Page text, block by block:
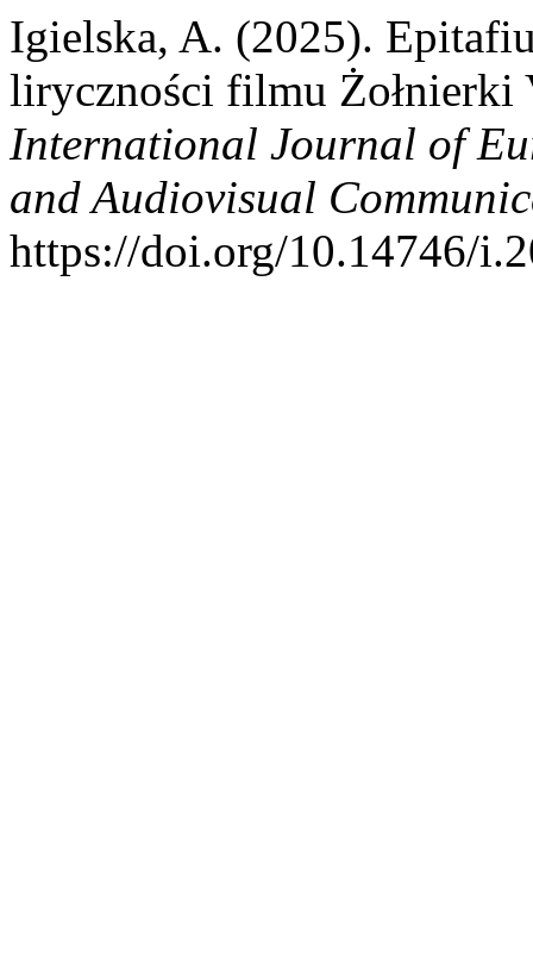
Igielska, A. (2025).
liryczności filmu
International Journal of
and Audiovisual
https://doi.org/10.14746/